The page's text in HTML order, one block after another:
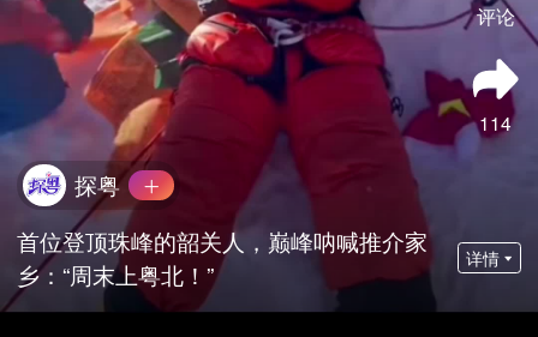
评论
114
探粤
首位登顶珠峰的韶关人，巅峰呐喊推介家
乡：“周末上粤北！”
详情